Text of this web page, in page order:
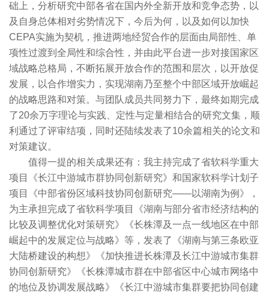
础上，分析研究中部各省在国内外全新开放和竞争态势，以
及自身总体相对劣势情况下，今后为何，以及如何以加快
CEPA实施为契机，推进两地经贸合作的层面由局部性、单
项性过渡到全局性和综合性，并由此平台进一步对接国家区
域战略总格局，不断拓展开放合作的范围和层次，以开放促
发展，以合作增实力，实现湖南乃至整个中部区域开放崛起
的战略思路和对策。与团队成员共同努力下，最终如期完成
了20余万字理论与实践、定性与定量相结合的研究文集，顺
利通过了评审结项，同时还陆续发表了10余篇相关的论文和
对策建议。
值得一提的相关成果还有：我主持完成了省软科学重大
项目《长江中游城市群协同创新研究》和国家软科学计划子
项目《中部省份区域科技协同创新研究——以湖南为例》，
为主承担完成了省软科学项目《湖南与部分省市经济结构的
比较及调整优化对策研究》《长株潭及一点一线地区在中部
崛起中的发展定位与战略》等，发表了《湖南与第三条欧亚
大陆桥建设的构想》《加快推进长株潭及长江中游城市集群
协同创新研究》《长株潭城市群在中部省区中心城市网络中
的地位及协调发展战略》《长江中游城市集群要把协同创建